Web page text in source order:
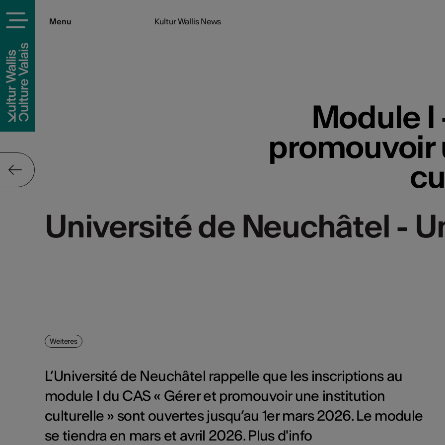
Menu Kultur Wallis News
Module I
Université de Neuchâtel -
Weiteres
L’Université de Neuchâtel rappelle que les inscriptions au
module I du CAS « Gérer et promouvoir une institution
culturelle » sont ouvertes jusqu’au 1er mars 2026. Le module
se tiendra en mars et avril 2026. Plus d'info